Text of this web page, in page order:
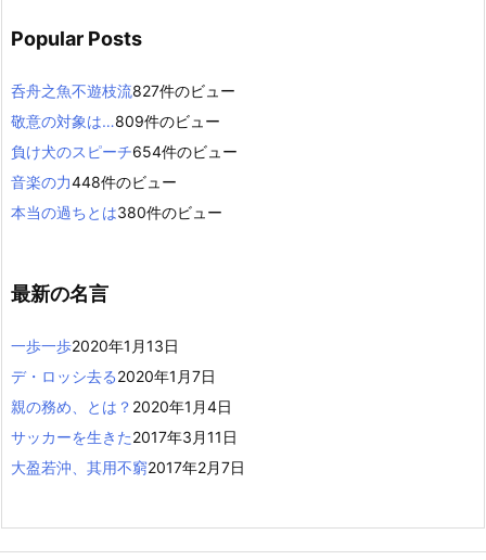
Popular Posts
呑舟之魚不遊枝流827件のビュー
敬意の対象は…809件のビュー
負け犬のスピーチ654件のビュー
音楽の力448件のビュー
本当の過ちとは380件のビュー
最新の名言
一歩一歩2020年1月13日
デ・ロッシ去る2020年1月7日
親の務め、とは？ 2020年1月4日
サッカーを生きた2017年3月11日
大盈若沖、其用不窮2017年2月7日